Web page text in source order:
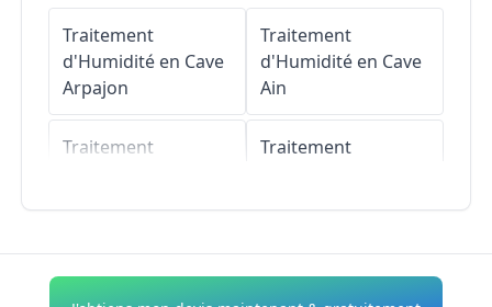
Traitement
d'Humidité en Cave
Arpajon
Traitement
Traitement
Traitement
d'Humidité en Cave
Ain
Traitement
Traitement